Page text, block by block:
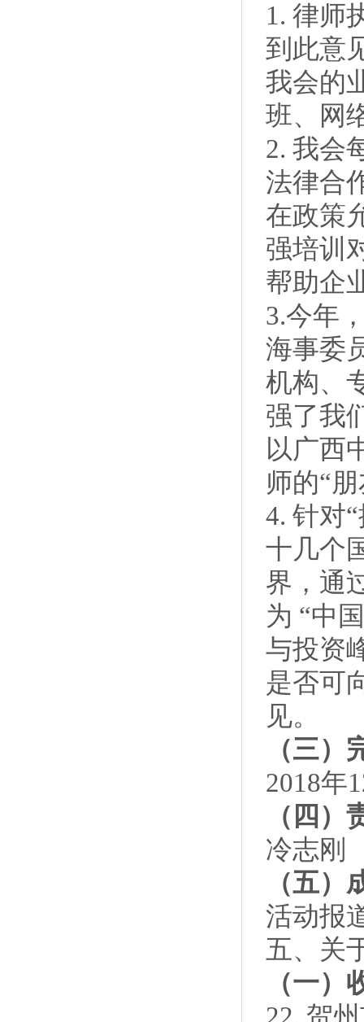
1. 律师
到此意
我会的
班、网
2. 我会
法律合
在政策
强培训
帮助企
3.今年
海事委
机构、
强了我
以广西
师的“
4. 针对
十几个
界，通
为 “中
与投资
是否可
见。
（三）
2018年
（四）
冷志刚
（五）
活动报
五、关
（一）